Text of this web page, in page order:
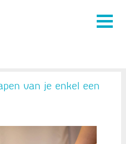
van je enkel een